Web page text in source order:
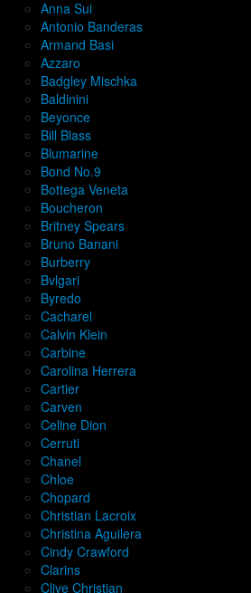
Anna Sui
Antonio Banderas
Armand Basi
Azzaro
Badgley Mischka
Baldinini
Beyonce
Bill Blass
Blumarine
Bond No.9
Bottega Veneta
Boucheron
Britney Spears
Bruno Banani
Burberry
Bvlgari
Byredo
Cacharel
Calvin Klein
Carbine
Carolina Herrera
Cartier
Carven
Celine Dion
Cerruti
Chanel
Chloe
Chopard
Christian Lacroix
Christina Aguilera
Cindy Crawford
Clarins
Clive Christian